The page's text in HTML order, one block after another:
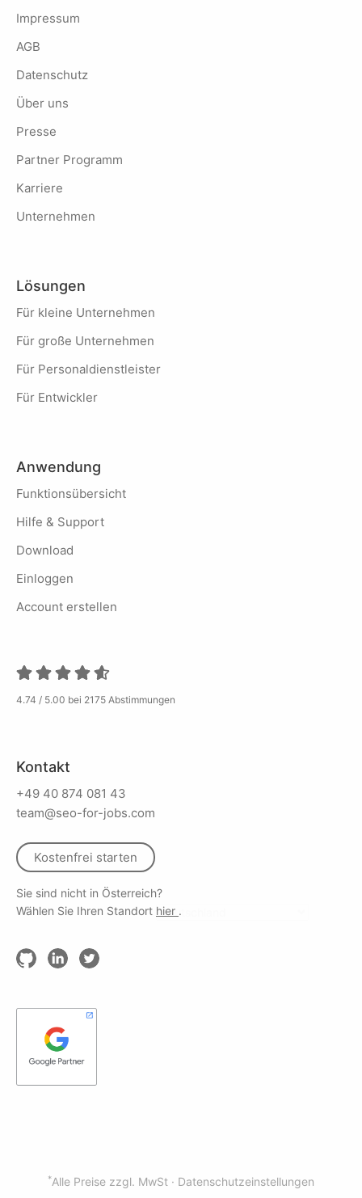
Impressum
AGB
Datenschutz
Über uns
Presse
Partner Programm
Karriere
Unternehmen
Lösungen
Für kleine Unternehmen
Für große Unternehmen
Für Personaldienstleister
Für Entwickler
Anwendung
Funktionsübersicht
Hilfe & Support
Download
Einloggen
Account erstellen
4.74 / 5.00 bei 2175 Abstimmungen
Kontakt
+49 40 874 081 43
team@seo-for-jobs.com
Kostenfrei starten
Sie sind nicht in Österreich?
Wählen Sie Ihren Standort hier .
*Alle Preise zzgl. MwSt · Datenschutzeinstellungen